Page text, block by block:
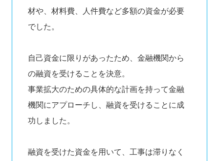
材や、材料費、人件費など多額の資金が必要
でした。
自己資金に限りがあったため、金融機関から
の融資を受けることを決意。
事業拡大のための具体的な計画を持って金融
機関にアプローチし、融資を受けることに成
功しました。
融資を受けた資金を用いて、工事は滞りなく